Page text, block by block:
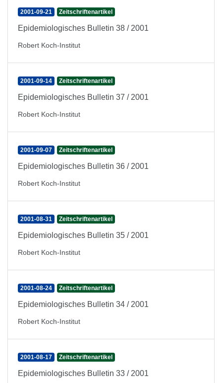
2001-09-21 Zeitschriftenartikel
Epidemiologisches Bulletin 38 / 2001
Robert Koch-Institut
2001-09-14 Zeitschriftenartikel
Epidemiologisches Bulletin 37 / 2001
Robert Koch-Institut
2001-09-07 Zeitschriftenartikel
Epidemiologisches Bulletin 36 / 2001
Robert Koch-Institut
2001-08-31 Zeitschriftenartikel
Epidemiologisches Bulletin 35 / 2001
Robert Koch-Institut
2001-08-24 Zeitschriftenartikel
Epidemiologisches Bulletin 34 / 2001
Robert Koch-Institut
2001-08-17 Zeitschriftenartikel
Epidemiologisches Bulletin 33 / 2001